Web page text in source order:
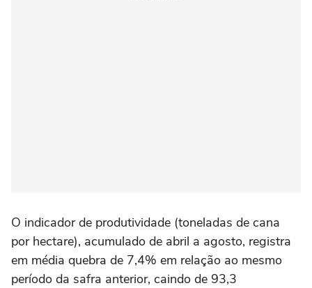
O indicador de produtividade (toneladas de cana
por hectare), acumulado de abril a agosto, registra
em média quebra de 7,4% em relação ao mesmo
período da safra anterior, caindo de 93,3